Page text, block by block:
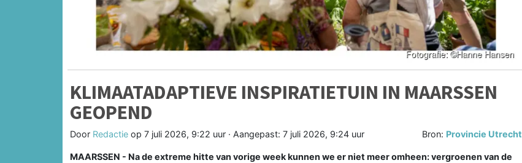
KLIMAATADAPTIEVE INSPIRATIETUIN IN MAARSSEN
GEOPEND
Door Redactie op 7 juli 2026, 9:22 uur · Aangepast: 7 juli 2026, 9:24 uur Bron: Provincie Utrecht
MAARSSEN - Na de extreme hitte van vorige week kunnen we er niet meer omheen: vergroenen van de